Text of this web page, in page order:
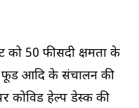
को 50 फीसदी क्षमता के
फूड आदि के संचालन की
कोविड हेल्प डेस्क की